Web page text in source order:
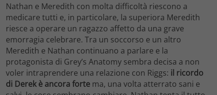
Nathan e Meredith con molta difficoltà riescono a
medicare tutti e, in particolare, la superiora Meredith
riesce a operare un ragazzo affetto da una grave
emorragia celebrare. Tra un soccorso e un altro
Meredith e Nathan continuano a parlare e la
protagonista di Grey’s Anatomy sembra decisa a non
voler intraprendere una relazione con Riggs: il ricordo
di Derek è ancora forte ma, una volta atterrato sani e